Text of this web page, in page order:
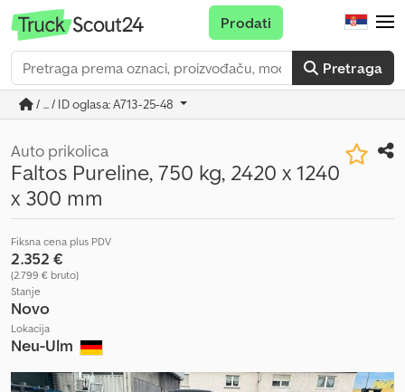
Pretraga
Prodati
/ ... / ID oglasa: A713-25-48
Auto prikolica
Faltos Pureline, 750 kg, 2420 x 1240
x 300 mm
Fiksna cena plus PDV
2.352 €
(2.799 € bruto)
Stanje
Novo
Lokacija
Neu-Ulm